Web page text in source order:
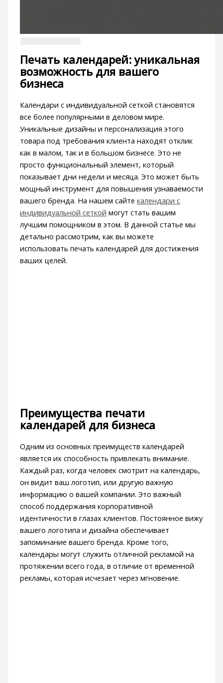
Печать календарей: уникальная
возможность для вашего
бизнеса
Календари с индивидуальной сеткой становятся
все более популярными в деловом мире.
Уникальные дизайны и персонализация этого
товара под требования клиента находят отклик
как в малом, так и в большом бизнесе. Это не
просто функциональный элемент, который
показывает дни недели и месяца. Это может быть
мощный инструмент для повышения узнаваемости
вашего бренда. На нашем сайте календари с
индивидуальной сеткой могут стать вашим
лучшим помощником в этом. В данной статье мы
детально рассмотрим, как вы можете
использовать печать календарей для достижения
ваших целей.
Преимущества печати
календарей для бизнеса
Одним из основных преимуществ календарей
является их способность привлекать внимание.
Каждый раз, когда человек смотрит на календарь,
он видит ваш логотип, или другую важную
информацию о вашей компании. Это важный
способ поддержания корпоративной
идентичности в глазах клиентов. Постоянное вижу
вашего логотипа и дизайна обеспечивает
запоминание вашего бренда. Кроме того,
календары могут служить отличной рекламой на
протяжении всего года, в отличие от временной
рекламы, которая исчезает через мгновение.